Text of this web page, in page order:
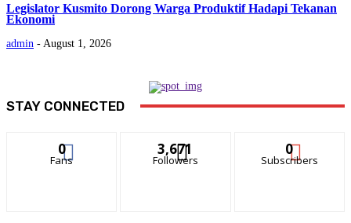
Legislator Kusmito Dorong Warga Produktif Hadapi Tekanan
Ekonomi
admin - August 1, 2026
STAY CONNECTED
0
Fans
3,671
Followers
0
Subscribers